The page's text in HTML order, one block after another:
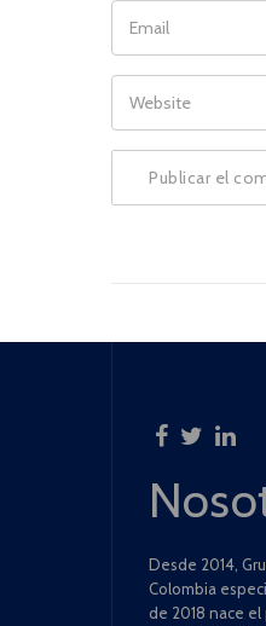
EMAIL
WEBSITE
Desde 2014,
Colombia
de 2018 nace